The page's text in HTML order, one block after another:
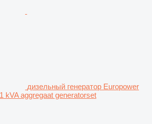
дизельный генератор Europower
kVA aggregaat generatorset